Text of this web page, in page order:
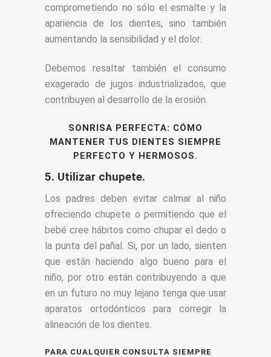
comprometiendo no sólo el esmalte y la
apariencia de los dientes, sino también
aumentando la sensibilidad y el dolor.
Debemos resaltar también el consumo
exagerado de jugos industrializados, que
contribuyen al desarrollo de la erosión.
SONRISA PERFECTA: CÓMO
MANTENER TUS DIENTES SIEMPRE
PERFECTO Y HERMOSOS.
5. Utilizar chupete.
Los padres deben evitar calmar al niño
ofreciendo chupete o permitiendo que el
bebé cree hábitos como chupar el dedo o
la punta del pañal. Si, por un lado, sienten
que están haciendo algo bueno para el
niño, por otro están contribuyendo a que
en un futuro no muy lejano tenga que usar
aparatos ortodónticos para corregir la
alineación de los dientes.
PARA CUALQUIER CONSULTA SIEMPRE